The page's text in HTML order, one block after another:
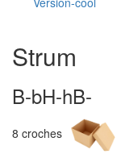
Strum
B-bH-hB-
8 croches